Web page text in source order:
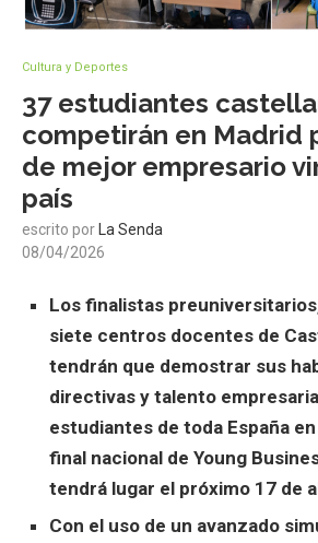
Cultura y Deportes
37 estudiantes
competirán en Madrid
de mejor empresario
país
escrito por
La Senda
08/04/2026
Los finalistas
siete centros docentes de
tendrán que demostrar sus
directivas y talento
estudiantes de toda España
final nacional de Young
tendrá lugar el próximo 17 de
Con el uso de un avanzado